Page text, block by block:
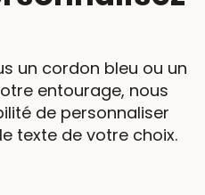
un cordon bleu ou un
entourage, nous
de personnaliser
texte de votre choix.